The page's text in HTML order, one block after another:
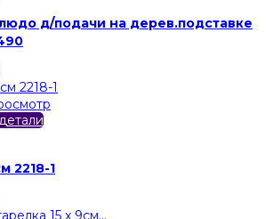
д/подачи на дерев.подставке
2218-1